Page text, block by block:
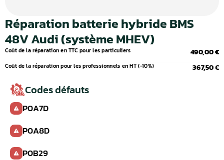
Réparation batterie hybride BMS
48V Audi (système MHEV)
Coût de la réparation en TTC pour les particuliers 490,00 €
Coût de la réparation pour les professionnels en HT (-10%) 367,50 €
Codes défauts
P0A7D
P0A8D
P0B29